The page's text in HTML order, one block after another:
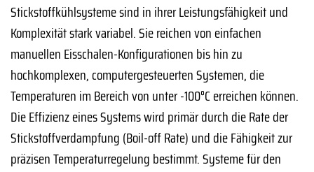
Stickstoffkühlsysteme sind in ihrer Leistungsfähigkeit und
Komplexität stark variabel. Sie reichen von einfachen
manuellen Eisschalen-Konfigurationen bis hin zu
hochkomplexen, computergesteuerten Systemen, die
Temperaturen im Bereich von unter -100°C erreichen können.
Die Effizienz eines Systems wird primär durch die Rate der
Stickstoffverdampfung (Boil-off Rate) und die Fähigkeit zur
präzisen Temperaturregelung bestimmt. Systeme für den